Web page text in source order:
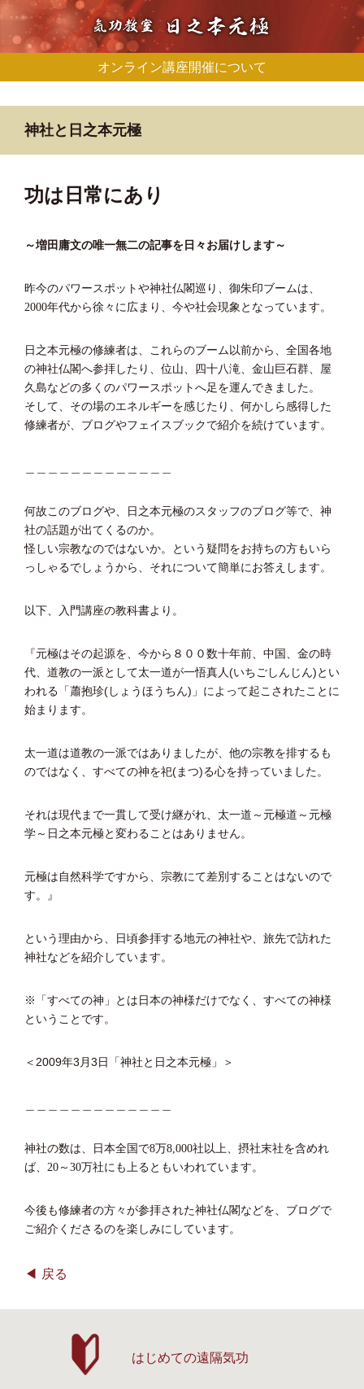
オンライン講座開催について
神社と日之本元極
功は日常にあり
～増田庸文の唯一無二の記事を日々お届けします～
昨今のパワースポットや神社仏閣巡り、御朱印ブームは、
2000年代から徐々に広まり、今や社会現象となっています。
日之本元極の修練者は、これらのブーム以前から、全国各地
の神社仏閣へ参拝したり、位山、四十八滝、金山巨石群、屋
久島などの多くのパワースポットへ足を運んできました。
そして、その場のエネルギーを感じたり、何かしら感得した
修練者が、ブログやフェイスブックで紹介を続けています。
何故このブログや、日之本元極のスタッフのブログ等で、神
社の話題が出てくるのか。
怪しい宗教なのではないか。という疑問をお持ちの方もいら
っしゃるでしょうから、それについて簡単にお答えします。
以下、入門講座の教科書より。
『元極はその起源を、今から８００数十年前、中国、金の時
代、道教の一派として太一道が一悟真人(いちごしんじん)とい
われる「蕭抱珍(しょうほうちん)」によって起こされたことに
始まります。
太一道は道教の一派ではありましたが、他の宗教を排するも
のではなく、すべての神を祀(まつ)る心を持っていました。
それは現代まで一貫して受け継がれ、太一道～元極道～元極
学～日之本元極と変わることはありません。
元極は自然科学ですから、宗教にて差別することはないので
す。』
という理由から、日頃参拝する地元の神社や、旅先で訪れた
神社などを紹介しています。
※「すべての神」とは日本の神様だけでなく、すべての神様
ということです。
＜2009年3月3日「神社と日之本元極」＞
神社の数は、日本全国で8万8,000社以上、摂社末社を含めれ
ば、20～30万社にも上るともいわれています。
今後も修練者の方々が参拝された神社仏閣などを、ブログで
ご紹介くださるのを楽しみにしています。
戻る
はじめての遠隔気功